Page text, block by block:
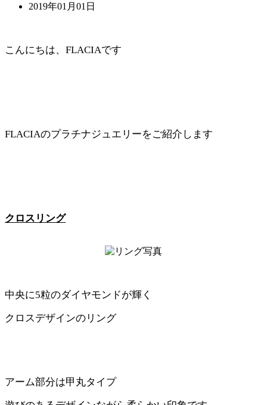
2019年01月01日
こんにちは、FLACIAです
FLACIAのプラチナジュエリーをご紹介します
クロスリング
中央に5粒のダイヤモンドが輝く
クロスデザインのリング
アーム部分は甲丸タイプ